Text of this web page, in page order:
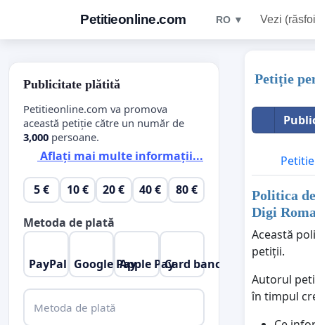
Petitieonline.com RO ▼ Vezi
Petiție
Petitie
Politica
Digi
Această
petiții.
Autorul
în timpul
Publicitate plătită
Petitieonline.com va promova
această petiție către un număr de
3,000 persoane.
Aflați mai multe informații...
5 € 10 € 20 € 40 € 80 €
Metoda de plată
PayPal Google PayApple PayCard bancar
Metoda de plată